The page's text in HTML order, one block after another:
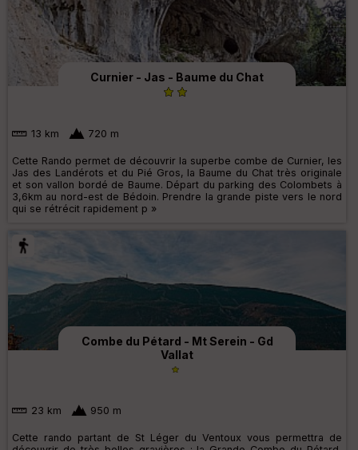
Curnier - Jas - Baume du Chat
13 km 720 m
Cette Rando permet de découvrir la superbe combe de Curnier, les
Jas des Landérots et du Pié Gros, la Baume du Chat très originale
et son vallon bordé de Baume. Départ du parking des Colombets à
3,6km au nord-est de Bédoin. Prendre la grande piste vers le nord
qui se rétrécit rapidement p »
Combe du Pétard - Mt Serein - Gd
Vallat
23 km 950 m
Cette rando partant de St Léger du Ventoux vous permettra de